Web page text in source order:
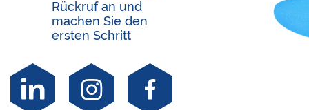
Rückruf an und
machen Sie den
ersten Schritt